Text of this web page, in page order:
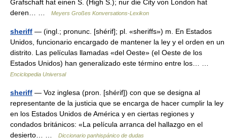
Grafschaft hat einen S. (High S.); nur die City von London hat
deren… …
Meyers Großes Konversations-Lexikon
sheriff — (ingl.; pronunc. [shérif]; pl. «sheriffs») m. En Estados
Unidos, funcionario encargado de mantener la ley y el orden en un
distrito. Las películas llamadas «del Oeste» (el Oeste de los
Estados Unidos) han generalizado este término entre los… …
Enciclopedia Universal
sheriff — Voz inglesa (pron. [shérif]) con que se designa al
representante de la justicia que se encarga de hacer cumplir la ley
en los Estados Unidos de América y en ciertas regiones y
condados británicos: «La película arranca del hallazgo en el
desierto… …
Diccionario panhispánico de dudas